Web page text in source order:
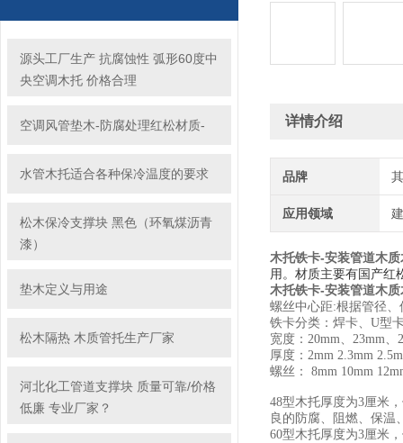
源头工厂生产 抗腐蚀性 弧形60度中
央空调木托 价格合理
空调风管垫木-防腐处理红松材质-
水管木托适合各种保冷温度的要求
松木保冷支撑块 黑色（环氧煤沥青
漆）
垫木定义与用途
松木隔热 木质管托生产厂家
河北化工管道支撑块 质量可靠/价格
低廉 专业厂家？
详情介绍
品牌
应用领域
木托铁卡-安装管道木
用。材质主要有国产红
木托铁卡-安装管道木
螺丝中心距:根据管径、
铁卡分类：焊卡、U型
宽度：20mm、23mm、
厚度：2mm 2.3mm
螺丝： 8mm 10mm
48型木托厚度为3厘米
良的防腐、阻燃、保温
60型木托厚度为3厘米